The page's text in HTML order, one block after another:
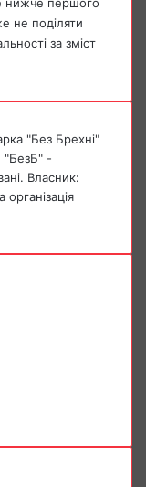
не поділяти
за зміст
"Без Брехні"
"БезБ" -
Власник:
організація